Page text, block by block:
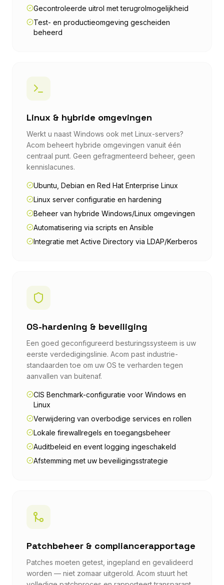
Gecontroleerde uitrol met terugrolmogelijkheid
Test- en productieomgeving gescheiden
beheerd
Linux & hybride omgevingen
Werkt u naast Windows ook met Linux-servers?
Acom beheert hybride omgevingen vanuit één
centraal punt. Geen gefragmenteerd beheer, geen
kennislacunes.
Ubuntu, Debian en Red Hat Enterprise Linux
Linux server configuratie en hardening
Beheer van hybride Windows/Linux omgevingen
Automatisering via scripts en Ansible
Integratie met Active Directory via LDAP/Kerberos
OS-hardening & beveiliging
Een goed geconfigureerd besturingssysteem is uw
eerste verdedigingslinie. Acom past industrie-
standaarden toe om uw OS te verharden tegen
aanvallen van buitenaf.
CIS Benchmark-configuratie voor Windows en
Linux
Verwijdering van overbodige services en rollen
Lokale firewallregels en toegangsbeheer
Auditbeleid en event logging ingeschakeld
Afstemming met uw beveiligingsstrategie
Patchbeheer & compliancerapportage
Patches moeten getest, ingepland en gevalideerd
worden — niet zomaar uitgerold. Acom stuurt het